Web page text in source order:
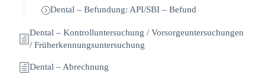
Dental – Befundung: API/SBI – Befund
Dental – Kontrolluntersuchung / Vorsorgeuntersuchungen
/ Früherkennungsuntersuchung
Dental – Abrechnung